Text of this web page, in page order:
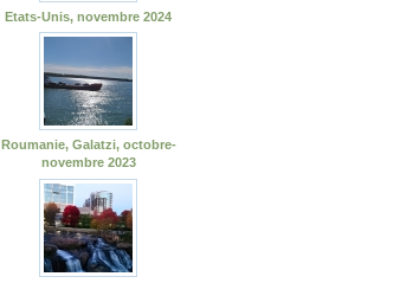
Etats-Unis, novembre 2024
Roumanie, Galatzi, octobre-
novembre 2023